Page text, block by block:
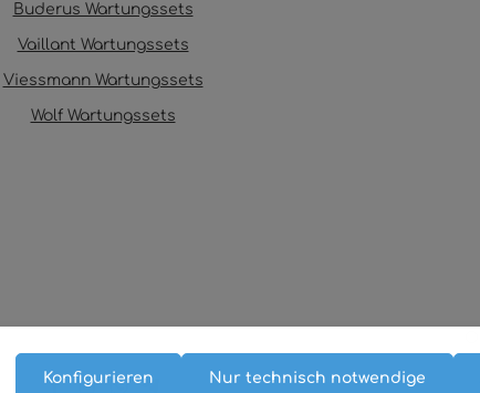
Buderus Wartungssets
Vaillant Wartungssets
Viessmann Wartungssets
Wolf Wartungssets
Nur technisch notwendige
Konfigurieren